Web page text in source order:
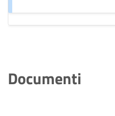
Documenti